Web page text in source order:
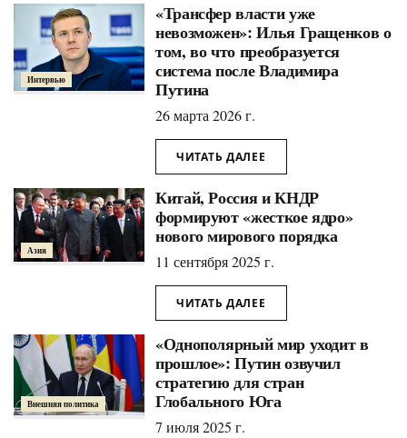
Интервью
«Трансфер власти уже
невозможен»: Илья Гращенков о
том, во что преобразуется
система после Владимира
Путина
26 марта 2026 г.
ЧИТАТЬ ДАЛЕЕ
Азия
Китай, Россия и КНДР
формируют «жесткое ядро»
нового мирового порядка
11 сентября 2025 г.
ЧИТАТЬ ДАЛЕЕ
Внешняя политика
«Однополярный мир уходит в
прошлое»: Путин озвучил
стратегию для стран
Глобального Юга
7 июля 2025 г.